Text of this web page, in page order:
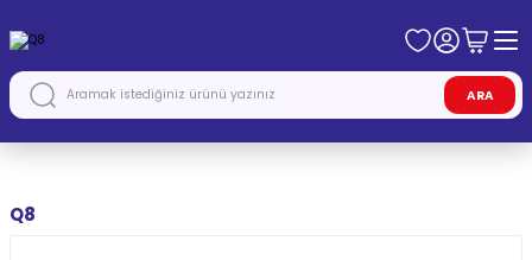
ARA
Q8